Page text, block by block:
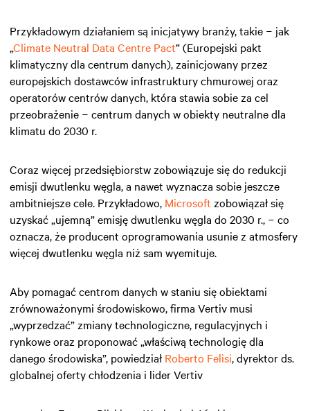
Przykładowym działaniem są inicjatywy branży, takie − jak
„Climate Neutral Data Centre Pact” (Europejski pakt
klimatyczny dla centrum danych), zainicjowany przez
europejskich dostawców infrastruktury chmurowej oraz
operatorów centrów danych, która stawia sobie za cel
przeobrażenie − centrum danych w obiekty neutralne dla
klimatu do 2030 r.
Coraz więcej przedsiębiorstw zobowiązuje się do redukcji
emisji dwutlenku węgla, a nawet wyznacza sobie jeszcze
ambitniejsze cele. Przykładowo, Microsoft zobowiązał się
uzyskać „ujemną” emisję dwutlenku węgla do 2030 r., − co
oznacza, że producent oprogramowania usunie z atmosfery
więcej dwutlenku węgla niż sam wyemituje.
Aby pomagać centrom danych w staniu się obiektami
zrównoważonymi środowiskowo, firma Vertiv musi
„wyprzedzać” zmiany technologiczne, regulacyjnych i
rynkowe oraz proponować „właściwą technologię dla
danego środowiska”, powiedział Roberto Felisi, dyrektor ds.
globalnej oferty chłodzenia i lider Vertiv